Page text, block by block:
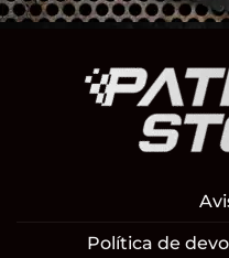
Política de